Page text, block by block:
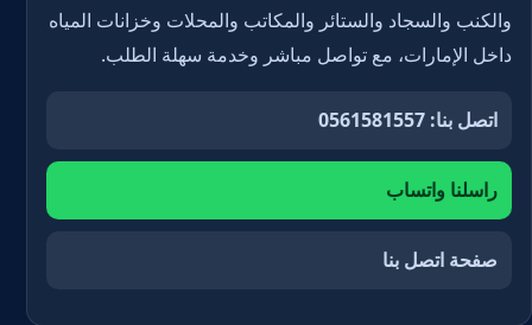
والكنب والسجاد والستائر والمكاتب والمحلات وخزانات المياه
داخل الإمارات، مع تواصل مباشر وخدمة سهلة الطلب.
اتصل بنا: 0561581557
راسلنا واتساب
صفحة اتصل بنا